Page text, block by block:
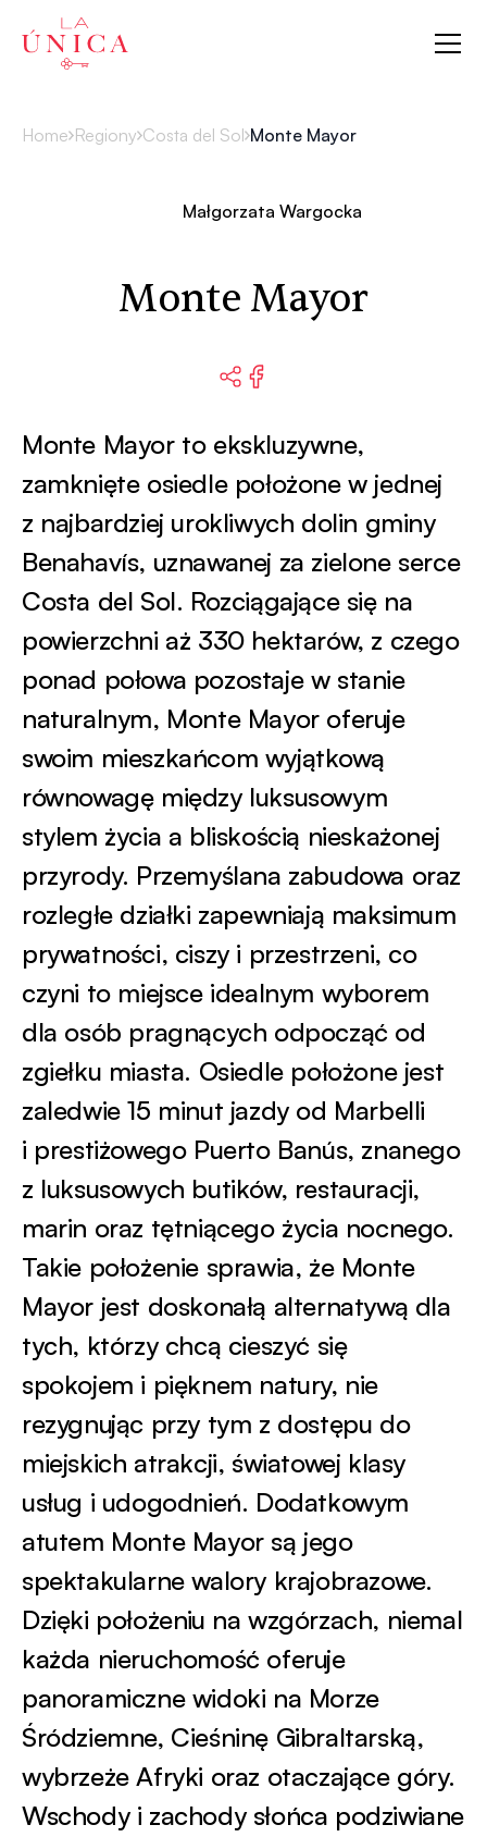
La Única
Home Regiony Costa del Sol Monte Mayor
Małgorzata Wargocka
Monte Mayor
Monte Mayor to ekskluzywne,
zamknięte osiedle położone w jednej
z najbardziej urokliwych dolin gminy
Benahavís, uznawanej za zielone serce
Costa del Sol. Rozciągające się na
powierzchni aż 330 hektarów, z czego
ponad połowa pozostaje w stanie
naturalnym, Monte Mayor oferuje
swoim mieszkańcom wyjątkową
równowagę między luksusowym
stylem życia a bliskością nieskażonej
przyrody. Przemyślana zabudowa oraz
rozległe działki zapewniają maksimum
prywatności, ciszy i przestrzeni, co
czyni to miejsce idealnym wyborem
dla osób pragnących odpocząć od
zgiełku miasta. Osiedle położone jest
zaledwie 15 minut jazdy od Marbelli
i prestiżowego Puerto Banús, znanego
z luksusowych butików, restauracji,
marin oraz tętniącego życia nocnego.
Takie położenie sprawia, że Monte
Mayor jest doskonałą alternatywą dla
tych, którzy chcą cieszyć się
spokojem i pięknem natury, nie
rezygnując przy tym z dostępu do
miejskich atrakcji, światowej klasy
usług i udogodnień. Dodatkowym
atutem Monte Mayor są jego
spektakularne walory krajobrazowe.
Dzięki położeniu na wzgórzach, niemal
każda nieruchomość oferuje
panoramiczne widoki na Morze
Śródziemne, Cieśninę Gibraltarską,
wybrzeże Afryki oraz otaczające góry.
Wschody i zachody słońca podziwiane